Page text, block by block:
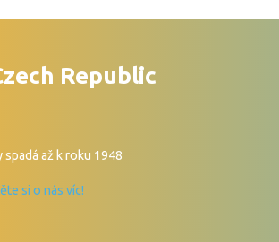
Republic
až k roku 1948
si o nás víc!